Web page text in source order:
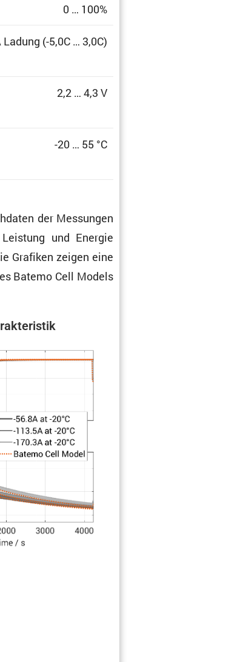
0 … 100%
(-5,0C … 3,0C)
2,2 … 4,3 V
-20 … 55 °C
der Messungen
und Energie
Grafiken zeigen eine
Batemo Cell Models